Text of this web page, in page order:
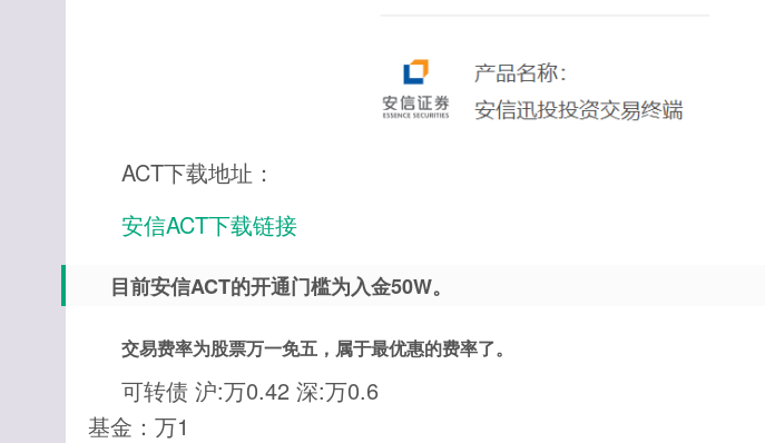
ACT下载地址：
安信ACT下载链接
目前安信ACT的开通门槛为入金50W。
交易费率为股票万一免五，属于最优惠的费率了。
可转债 沪:万0.42 深:万0.6
基金：万1